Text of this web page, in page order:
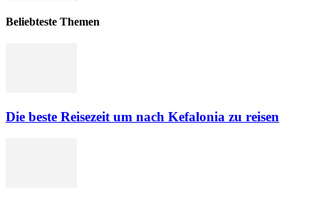
Beliebteste Themen
Die beste Reisezeit um nach Kefalonia zu reisen